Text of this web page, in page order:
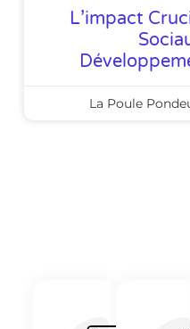
L’impact
La Poule